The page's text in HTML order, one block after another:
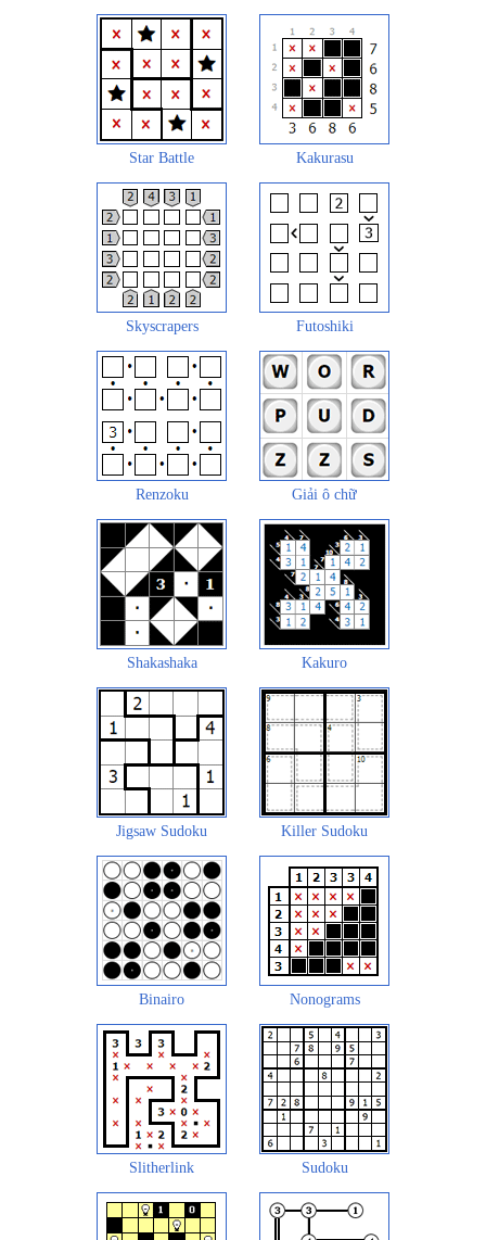
Star Battle Kakurasu
Skyscrapers Futoshiki
Renzoku Giải ô chữ
Shakashaka Kakuro
Jigsaw Sudoku Killer Sudoku
Binairo Nonograms
Slitherlink Sudoku